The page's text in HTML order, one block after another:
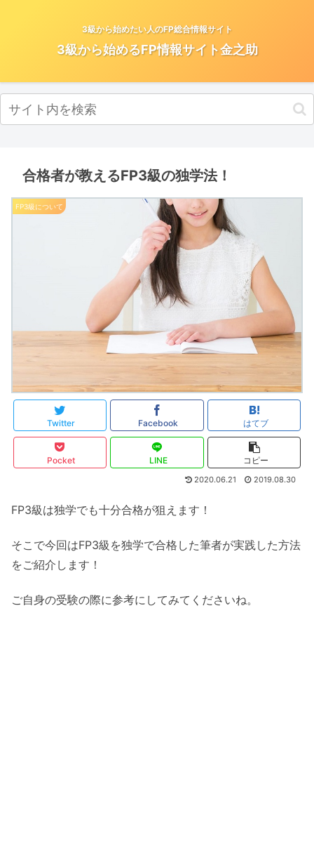
3級から始めたい人のFP総合情報サイト
3級から始めるFP情報サイト金之助
合格者が教えるFP3級の独学法！
FP3級について
Twitter Facebook はてブ
Pocket LINE コピー
2020.06.21 2019.08.30
FP3級は独学でも十分合格が狙えます！
そこで今回はFP3級を独学で合格した筆者が実践した方法
をご紹介します！
ご自身の受験の際に参考にしてみてくださいね。